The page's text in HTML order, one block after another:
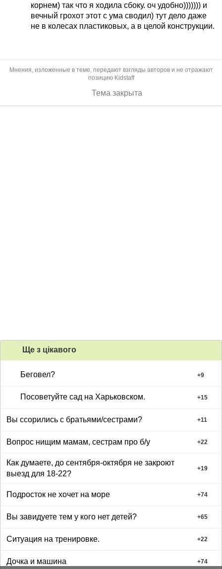
корнем) так что я ходила сбоку. оч удобно))))))) и
вечный грохот этот с ума сводил) тут дело даже
не в колесах пластиковых, а в целой конструкции.
Мнения, изложенные в теме, передают взгляды авторов и не отражают
позицию Kidstaff
Тема закрыта
Ще з цiкавого
Беговел? +9
Посоветуйте сад на Харьковском. +15
Вы ссорились с братьями/сестрами? +11
Вопрос нищим мамам, сестрам про б/у +22
Как думаете, до сентября-октября не закроют
выезд для 18-22?
+19
Подросток не хочет на море +74
Вы завидуете тем у кого нет детей? +65
Ситуация на тренировке. +22
Дочка и машина +74